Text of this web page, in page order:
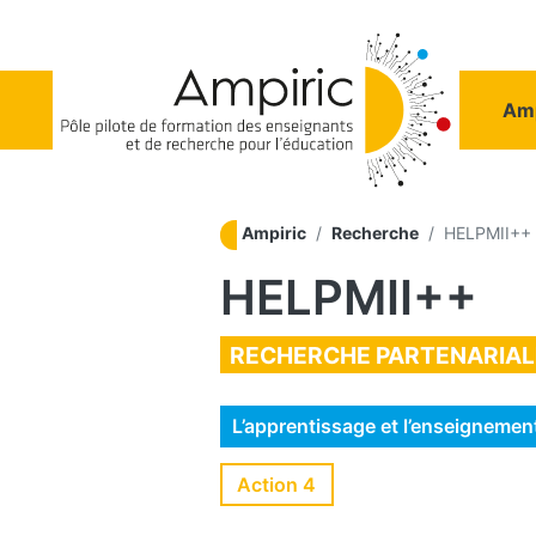
Ampiric Recherche HELPMII++
HELPMII++
RECHERCHE
L’apprentissage et
Action 4